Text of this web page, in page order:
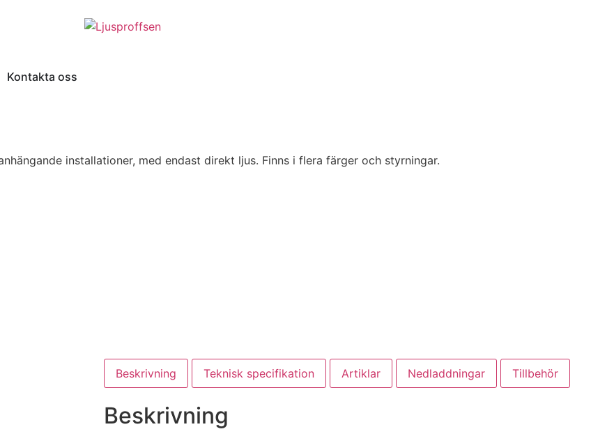
Kontakta oss
installationer, med endast direkt ljus. Finns i flera färger och styrningar.
Beskrivning Teknisk specifikation Artiklar Nedladdningar Tillbehör
Beskrivning